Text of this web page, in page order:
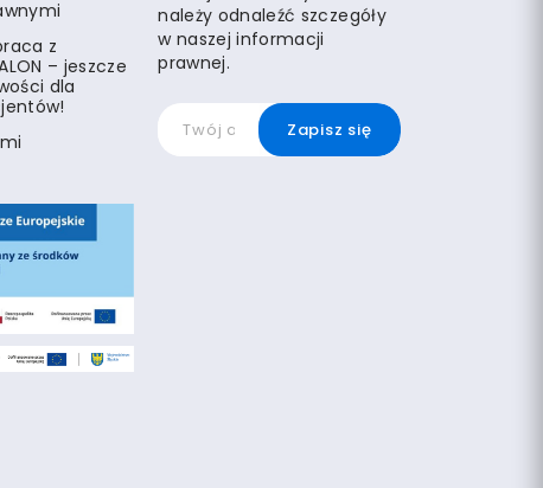
z
– jeszcze
dla
należy odnaleźć szczegóły
w naszej informacji
prawnej.